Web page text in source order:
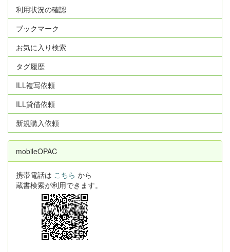
利用状況の確認
ブックマーク
お気に入り検索
タグ履歴
ILL複写依頼
ILL貸借依頼
新規購入依頼
mobileOPAC
携帯電話は こちら から
蔵書検索が利用できます。